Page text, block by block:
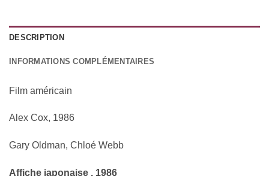
DESCRIPTION
INFORMATIONS COMPLÉMENTAIRES
Film américain
Alex Cox, 1986
Gary Oldman, Chloé Webb
Affiche japonaise , 1986